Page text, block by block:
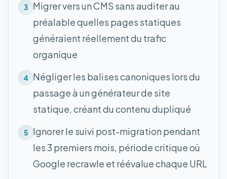
3 Migrer vers un CMS sans auditer au
préalable quelles pages statiques
généraient réellement du trafic
organique
4 Négliger les balises canoniques lors du
passage à un générateur de site
statique, créant du contenu dupliqué
5 Ignorer le suivi post-migration pendant
les 3 premiers mois, période critique où
Google recrawle et réévalue chaque URL